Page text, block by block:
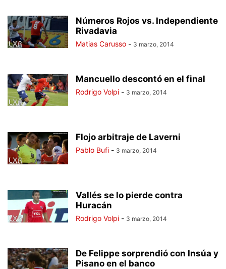
Números Rojos vs. Independiente
Rivadavia
Matias Carusso - 3 marzo, 2014
Mancuello descontó en el final
Rodrigo Volpi - 3 marzo, 2014
Flojo arbitraje de Laverni
Pablo Bufi - 3 marzo, 2014
Vallés se lo pierde contra
Huracán
Rodrigo Volpi - 3 marzo, 2014
De Felippe sorprendió con Insúa y
Pisano en el banco